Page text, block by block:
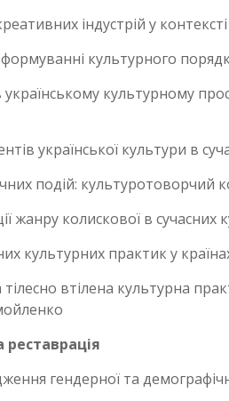
індустрій у
формуванні культурного
культурному
української культури в
подій: культуротоворчий
жанру колискової в
культурних практик у
тілесно втілена культурна
гендерної та